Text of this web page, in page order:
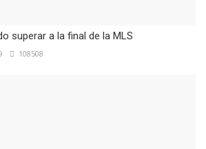
superar a la final de la MLS
108508